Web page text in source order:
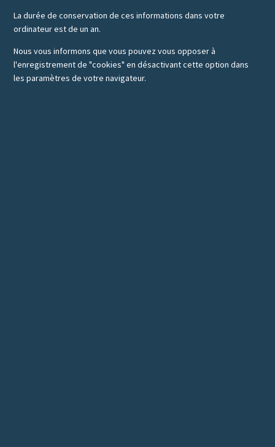
La durée de conservation de ces informations dans votre
ordinateur est de un an.
Nous vous informons que vous pouvez vous opposer à
l'enregistrement de "cookies" en désactivant cette option dans
les paramètres de votre navigateur.